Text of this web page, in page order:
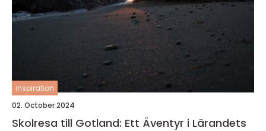
inspiration
02. October 2024
Skolresa till Gotland: Ett Äventyr i Lärandets